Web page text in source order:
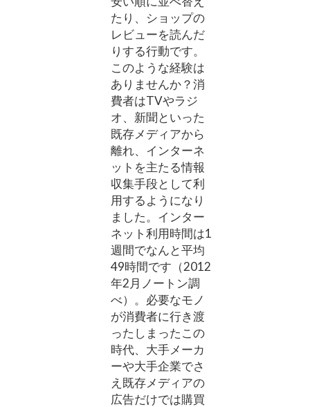
たり、ショップの
レビューを読んだ
りする行動です。
このような経験は
ありませんか？消
費者はTVやラジ
オ、新聞といった
既存メディアから
離れ、インターネ
ットを主たる情報
収集手段として利
用するようになり
ました。インター
ネット利用時間は1
週間でなんと平均
49時間です（2012
年2月ノートン調
べ）。必要なモノ
が消費者に行き渡
ったしまったこの
時代、大手メーカ
ーや大手企業でさ
え既存メディアの
広告だけでは購買